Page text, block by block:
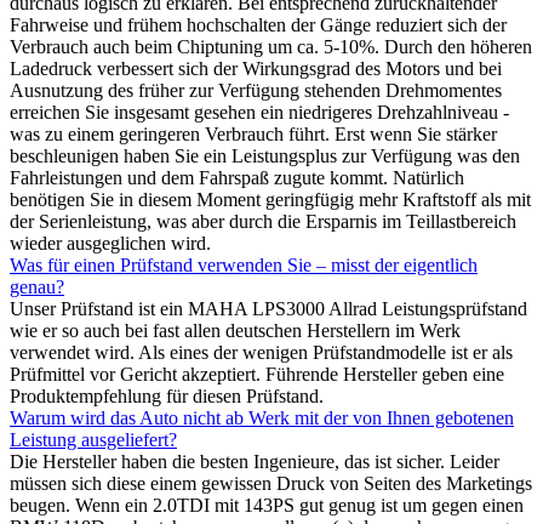
Fahrweise und frühem hochschalten der Gänge reduziert sich der
Verbrauch auch beim Chiptuning um ca. 5-10%. Durch den höheren
Ladedruck verbessert sich der Wirkungsgrad des Motors und bei
Ausnutzung des früher zur Verfügung stehenden Drehmomentes
erreichen Sie insgesamt gesehen ein niedrigeres Drehzahlniveau -
was zu einem geringeren Verbrauch führt. Erst wenn Sie stärker
beschleunigen haben Sie ein Leistungsplus zur Verfügung was den
Fahrleistungen und dem Fahrspaß zugute kommt. Natürlich
benötigen Sie in diesem Moment geringfügig mehr Kraftstoff als mit
der Serienleistung, was aber durch die Ersparnis im Teillastbereich
wieder ausgeglichen wird.
Was für einen Prüfstand verwenden Sie – misst der eigentlich
genau?
Unser Prüfstand ist ein MAHA LPS3000 Allrad Leistungsprüfstand
wie er so auch bei fast allen deutschen Herstellern im Werk
verwendet wird. Als eines der wenigen Prüfstandmodelle ist er als
Prüfmittel vor Gericht akzeptiert. Führende Hersteller geben eine
Produktempfehlung für diesen Prüfstand.
Warum wird das Auto nicht ab Werk mit der von Ihnen gebotenen
Leistung ausgeliefert?
Die Hersteller haben die besten Ingenieure, das ist sicher. Leider
müssen sich diese einem gewissen Druck von Seiten des Marketings
beugen. Wenn ein 2.0TDI mit 143PS gut genug ist um gegen einen